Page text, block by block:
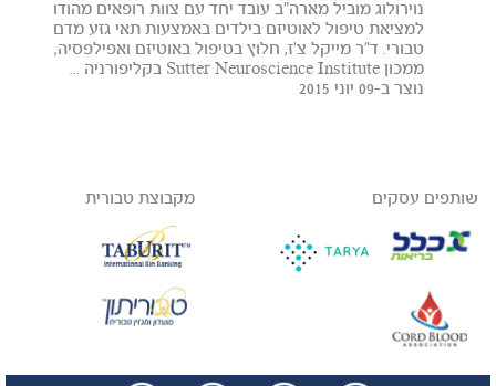
נוירולוג מוביל מארה"ב עובד יחד עם צוות רופאים מהודו
למציאת טיפול לאוטיזם בילדים באמצעות תאי גזע מדם
טבורי. ד"ר מייקל צ'ז, חלוץ בטיפול באוטיזם ואפילפסיה,
ממכון Sutter Neuroscience Institute בקליפורניה ...
נוצר ב-09 יוני 2015
שותפים עסקים מקבוצת טבורית